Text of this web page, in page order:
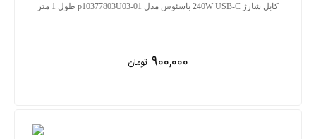
کابل شارژ 240W USB-C باسئوس مدل p10377803U03-01 طول 1 متر
900,000 تومان